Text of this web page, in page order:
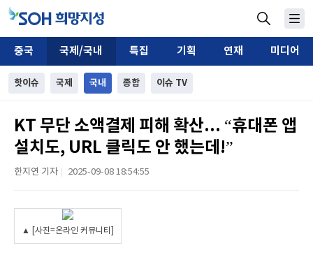
중국 국제/국내 특집 기획 연재 미디어
핫이슈 국제 국내 종합 이슈 TV
KT 무단 소액결제 피해 확산... “휴대폰 앱
설치도, URL 클릭도 안 했는데!”
한지연 기자 2025-09-08 18:54:55
▲ [사진=온라인 커뮤니티]